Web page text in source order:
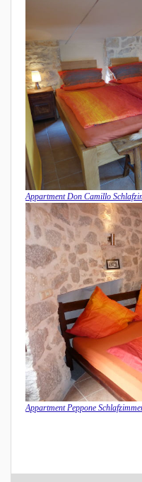
Appartment Don Camillo
Appartment Peppone